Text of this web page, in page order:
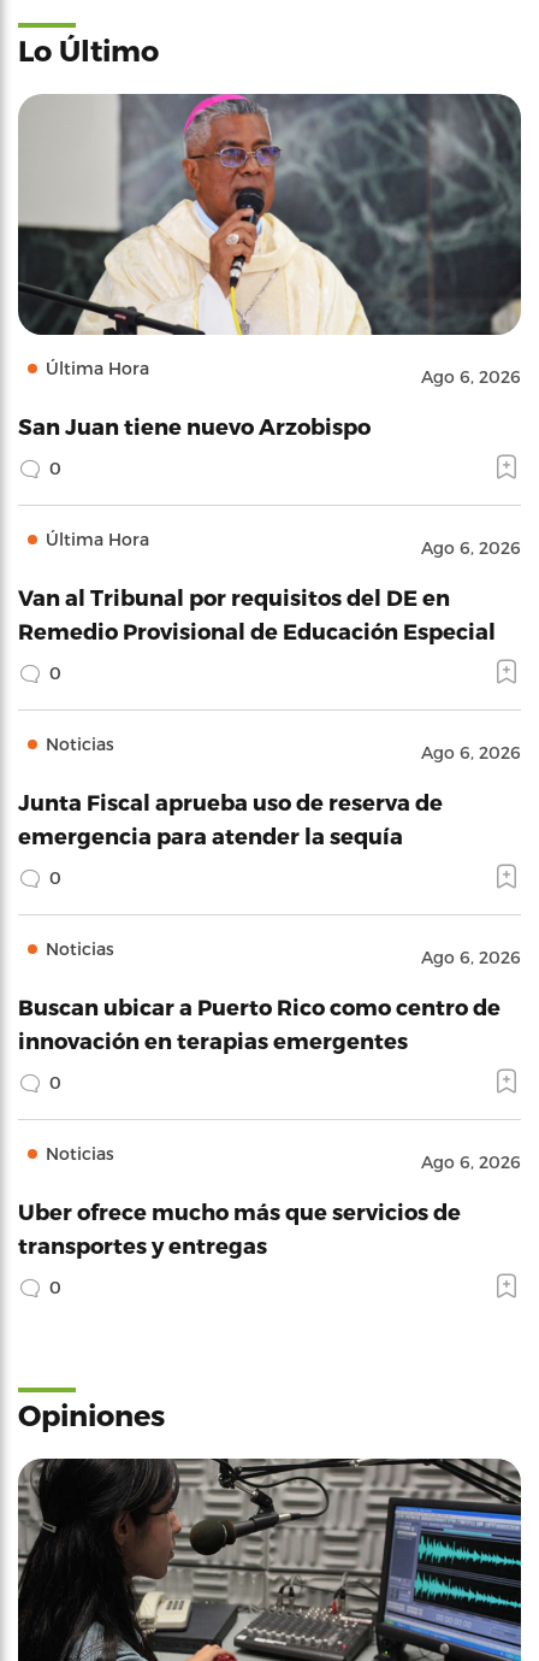
Lo Último
Última Hora Ago 6, 2026
San Juan tiene nuevo Arzobispo
0
Última Hora Ago 6, 2026
Van al Tribunal por requisitos del DE en
Remedio Provisional de Educación Especial
0
Noticias Ago 6, 2026
Junta Fiscal aprueba uso de reserva de
emergencia para atender la sequía
0
Noticias Ago 6, 2026
Buscan ubicar a Puerto Rico como centro de
innovación en terapias emergentes
0
Noticias Ago 6, 2026
Uber ofrece mucho más que servicios de
transportes y entregas
0
Opiniones